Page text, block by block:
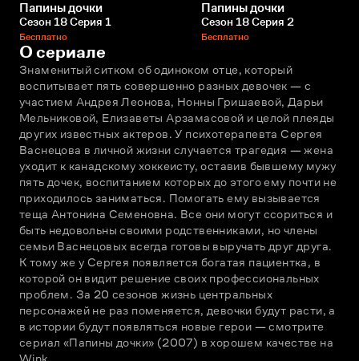
Папины дочки
Сезон 18 Серия 1
Бесплатно
Папины дочки
Сезон 18 Серия 2
Бесплатно
О сериале
Знаменитый ситком об одиноком отце, который
воспитывает пять совершенно разных девочек — с
участием Андрея Леонова, Нонны Гришаевой, Дарьи
Мельниковой, Елизаветы Арзамасовой и целой плеяды
других известных актеров. У психотерапевта Сергея
Васнецова в личной жизни случается трагедия — жена
уходит к канадскому хоккеисту, оставив бывшему мужу
пять дочек, воспитанием которых до этого ему почти не
приходилось заниматься. Помогать ему вызывается
теща Антонина Семеновна. Все они могут ссориться и
быть недовольны своими родственниками, но члены
семьи Васнецовых всегда готовы выручать друг друга.
К тому же у Сергея появляется богатая пациентка, в
которой он видит решение своих профессиональных
проблем. За 20 сезонов жизнь центральных
персонажей не раз поменяется, девочки будут расти, а
в истории будут появляться новые герои — смотрите
сериал «Папины дочки» (2007) в хорошем качестве на